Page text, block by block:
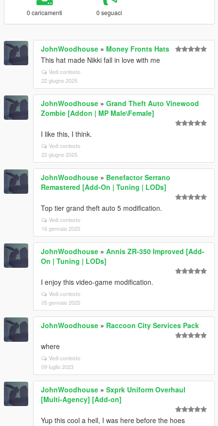
0 caricamenti 0 seguaci
JohnWoodhouse » Money Fronts Hats
This hat made Nikki fall in love with me
Vedi contesto
22 giugno 2025
JohnWoodhouse » Grand Theft Auto Vinewood
Zombie [Addon | MP Male\Female]
I like this, I think.
Vedi contesto
22 giugno 2025
JohnWoodhouse » Benefactor Serrano
Remastered [Add-On | Tuning | LODs]
Top tier grand theft auto 5 modification.
Vedi contesto
16 gennaio 2025
JohnWoodhouse » Annis ZR-350 Improved [Add-
On | Tuning | LODs]
I enjoy this video-game modification.
Vedi contesto
05 gennaio 2025
JohnWoodhouse » Raccoon City Services Pack
where
Vedi contesto
09 luglio 2023
JohnWoodhouse » Sxprk Uniform Overhaul
[Multi-Agency] [Add-on]
Yup this cool a hell, I was here before the hoes